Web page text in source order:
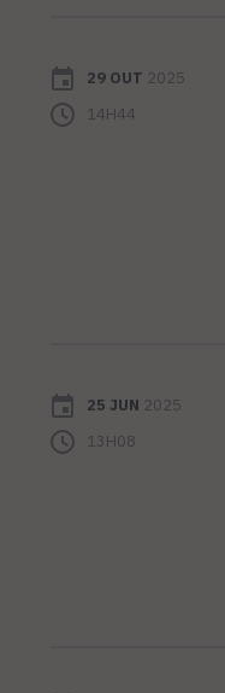
29 OUT 2025
14H44
25 JUN 2025
13H08